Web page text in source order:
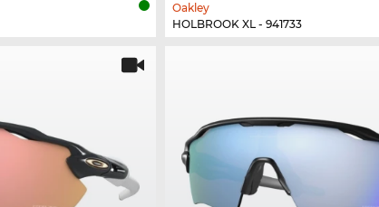
Oakley
HOLBROOK XL - 941733